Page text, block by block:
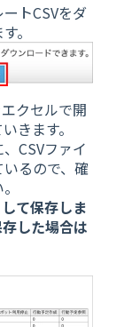
トCSVをダ
。
クセルで開
きます。
CSVファイ
るので、確
て保存しま
した場合は